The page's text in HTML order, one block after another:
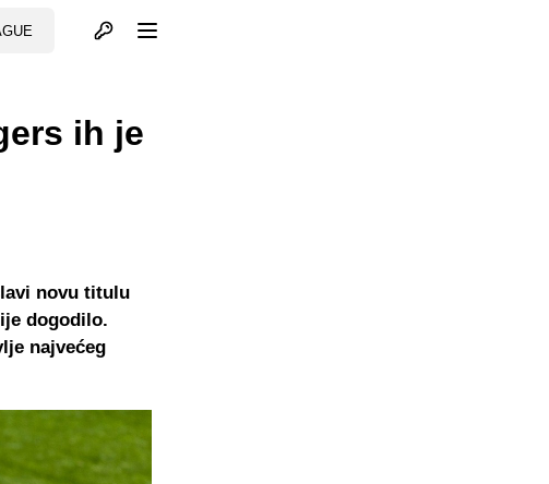
Otvori profil
ih je
novu titulu
dogodilo.
najvećeg